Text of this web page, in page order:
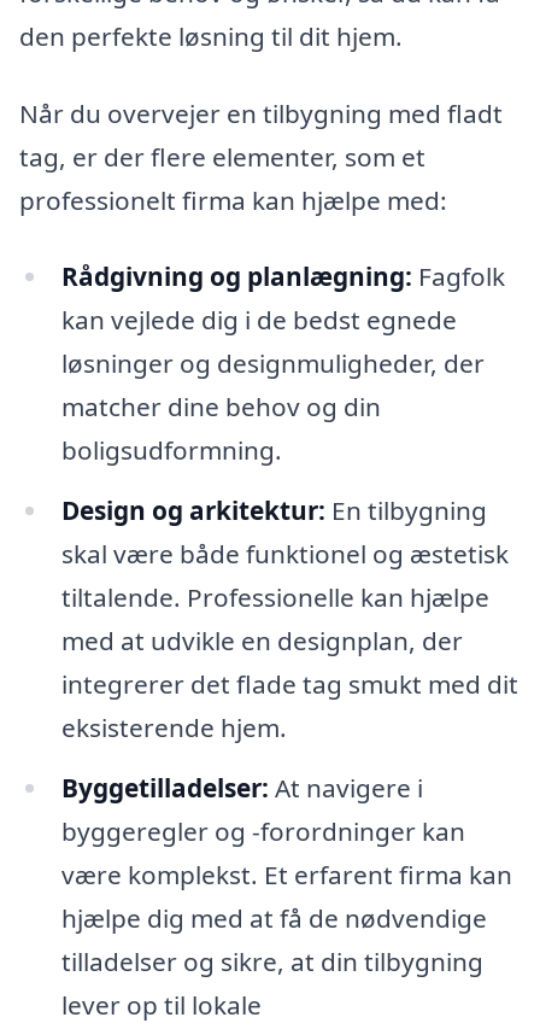
den perfekte løsning til dit hjem.
Når du overvejer en tilbygning med fladt
tag, er der flere elementer, som et
professionelt firma kan hjælpe med:
Rådgivning og planlægning: Fagfolk
kan vejlede dig i de bedst egnede
løsninger og designmuligheder, der
matcher dine behov og din
boligsudformning.
Design og arkitektur: En tilbygning
skal være både funktionel og æstetisk
tiltalende. Professionelle kan hjælpe
med at udvikle en designplan, der
integrerer det flade tag smukt med dit
eksisterende hjem.
Byggetilladelser: At navigere i
byggeregler og -forordninger kan
være komplekst. Et erfarent firma kan
hjælpe dig med at få de nødvendige
tilladelser og sikre, at din tilbygning
lever op til lokale